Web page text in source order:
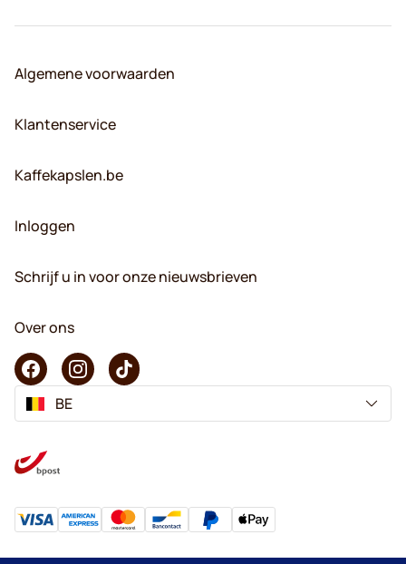
Algemene voorwaarden
Klantenservice
Kaffekapslen.be
Inloggen
Schrijf u in voor onze nieuwsbrieven
Over ons
BE